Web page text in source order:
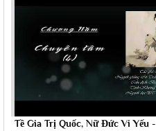
Tề Gia Trị Quốc, Nữ Đức Vi Yếu -